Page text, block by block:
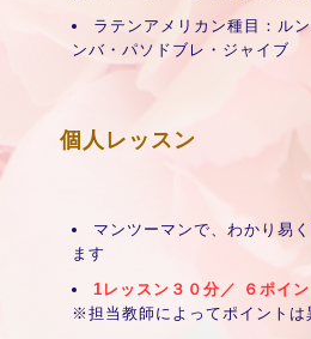
ラテンアメリカン種目：ル
ンバ・パソドブレ・ジャイブ
個人レッスン
マンツーマンで、わかり易
ます
1レッスン３０分／ ６ポイ
※担当教師によってポイントは